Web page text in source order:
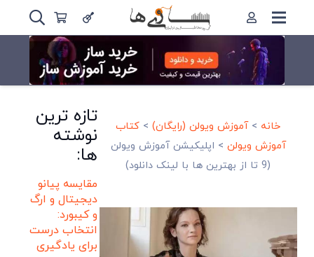
خانه >آموزش ویولن (رایگان)> کتاب
آموزش ویولن > اپلیکیشن آموزش ویولن
(9 تا از بهترین ها با لینک دانلود)
تازه ترین
نوشته
ها:
مقایسه پیانو
دیجیتال و ارگ
و کیبورد:
انتخاب درست
برای یادگیری